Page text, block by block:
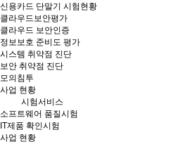
신용카드 단말기 시험현황
클라우드보안평가
클라우드 보안인증
정보보호 준비도 평가
시스템 취약점 진단
보안 취약점 진단
모의침투
사업 현황
시험서비스
소프트웨어 품질시험
IT제품 확인시험
사업 현황